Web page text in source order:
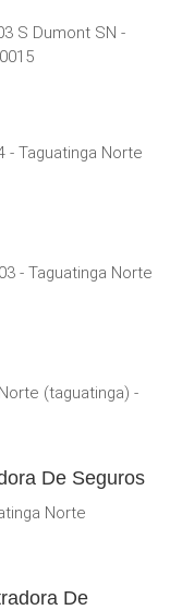
S Dumont SN -
- Taguatinga Norte
- Taguatinga Norte
(taguatinga) -
De Seguros
Norte
De